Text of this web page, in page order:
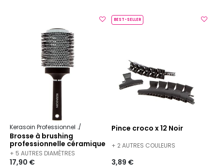
Kerasoin Professionnel Matériel Coiffure Brosse à brushing
Brosse à brushing
professionnelle céramique
65mm
+ 5 AUTRES DIAMÈTRES
DISPONIBLES
17,90 €
BEST-SELLER
Pince croco x 12 Noir
+ 2 AUTRES COULEURS
3,89 €